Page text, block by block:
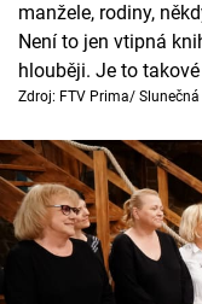
manžele, rodiny,
Není to jen vtipná
hlouběji. Je to
Zdroj: FTV Prima/ Slunečná